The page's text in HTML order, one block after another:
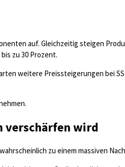
auf. Gleichzeitig steigen
zu 30 Prozent.
weitere Preissteigerungen bei
verschärfen wird
zu einem massiven